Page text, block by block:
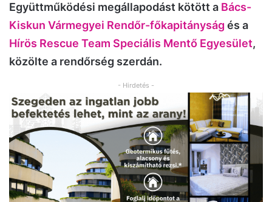
Együttműködési megállapodást kötött a Bács-
Kiskun Vármegyei Rendőr-főkapitányság és a
Hírös Rescue Team Speciális Mentő Egyesület,
közölte a rendőrség szerdán.
- Hirdetés -